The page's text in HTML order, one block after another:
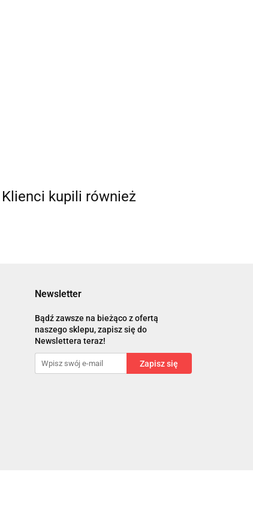
kupili również
Newsletter
Bądź zawsze na bieżąco z ofertą
naszego sklepu, zapisz się do
Newslettera teraz!